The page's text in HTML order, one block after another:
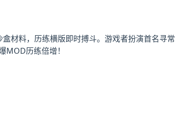
盒材料，历练横版即时搏斗。游戏者扮演首名
MOD历练倍增！